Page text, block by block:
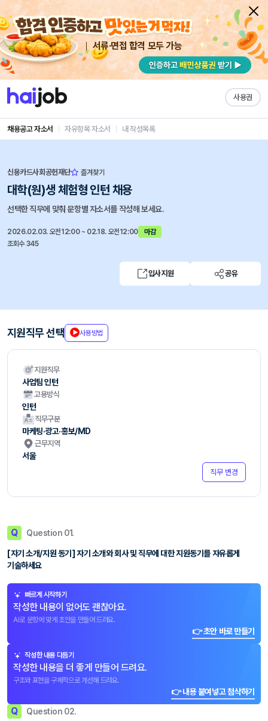
서류·면접 합격 모두 가능
사용권
채용공고 자소서 자유항목 자소서 내 작성목록
신용카드사회공헌재단 즐겨찾기
대학(원)생 체험형 인턴 채용
선택한 직무에 맞춰 문항별 자소서를 작성해 보세요.
2026.02.03. 오전12:00 ~ 02.18. 오전12:00
마감
조회수 345
입사지원 공유
지원직무 선택 사용방법
지원직무
사업팀 인턴
고용방식
인턴
직무구분
마케팅·광고·홍보/MD
근무지역
서울
직무 변경
Q Question 01.
[자기 소개/지원 동기] 자기 소개와 회사 및 직무에 대한 지원동기를 자유롭게
기술하세요
빠르게 시작하기
작성한 내용이 없어도 괜찮아요.
AI로 문항에 맞게 초안을 만들어 드려요.
👉 초안 바로 만들기
작성한 내용 다듬기
작성한 내용을 더 좋게 만들어 드려요.
구조와 표현을 구체적으로 개선해 드려요.
👉 내용 붙여넣고 첨삭하기
Q Question 02.